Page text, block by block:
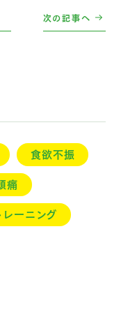
次の記事へ
食欲不振
痛
ーニング